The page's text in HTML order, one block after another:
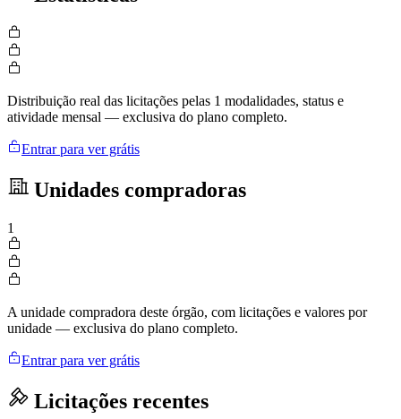
Distribuição real das licitações pelas 1 modalidades, status e
atividade mensal — exclusiva do plano completo.
Entrar para ver grátis
Unidades compradoras
1
A unidade compradora deste órgão, com licitações e valores por
unidade — exclusiva do plano completo.
Entrar para ver grátis
Licitações recentes